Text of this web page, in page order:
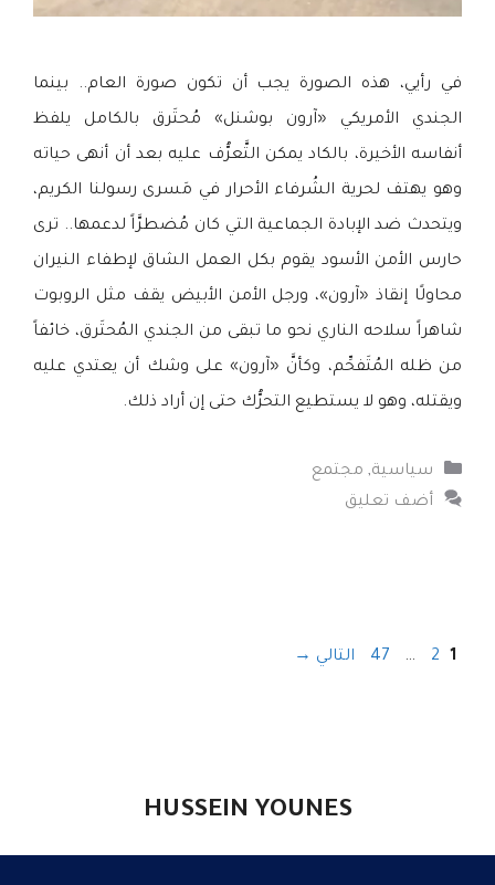
في رأيي، هذه الصورة يجب أن تكون صورة العام.. بينما
الجندي الأمريكي «آرون بوشنل» مُحتَرق بالكامل يلفظ
أنفاسه الأخيرة، بالكاد يمكن التَّعرُّف عليه بعد أن أنهى حياته
وهو يهتف لحرية الشُرفاء الأحرار في مَسرى رسولنا الكريم،
ويتحدث ضد الإبادة الجماعية التي كان مُضطرَّاً لدعمها.. ترى
حارس الأمن الأسود يقوم بكل العمل الشاق لإطفاء النيران
محاولًا إنقاذ «آرون»، ورجل الأمن الأبيض يقف مثل الروبوت
شاهراً سلاحه الناري نحو ما تبقى من الجندي المُحتَرق، خائفاً
من ظله المُتَفحِّم، وكأنَّ «آرون» على وشك أن يعتدي عليه
ويقتله، وهو لا يستطيع التحرُّك حتى إن أراد ذلك.
التصنيفات
سياسية, مجتمع
أضف تعليق
Page1
Page
2
…
Page
47 التالي →
HUSSEIN YOUNES